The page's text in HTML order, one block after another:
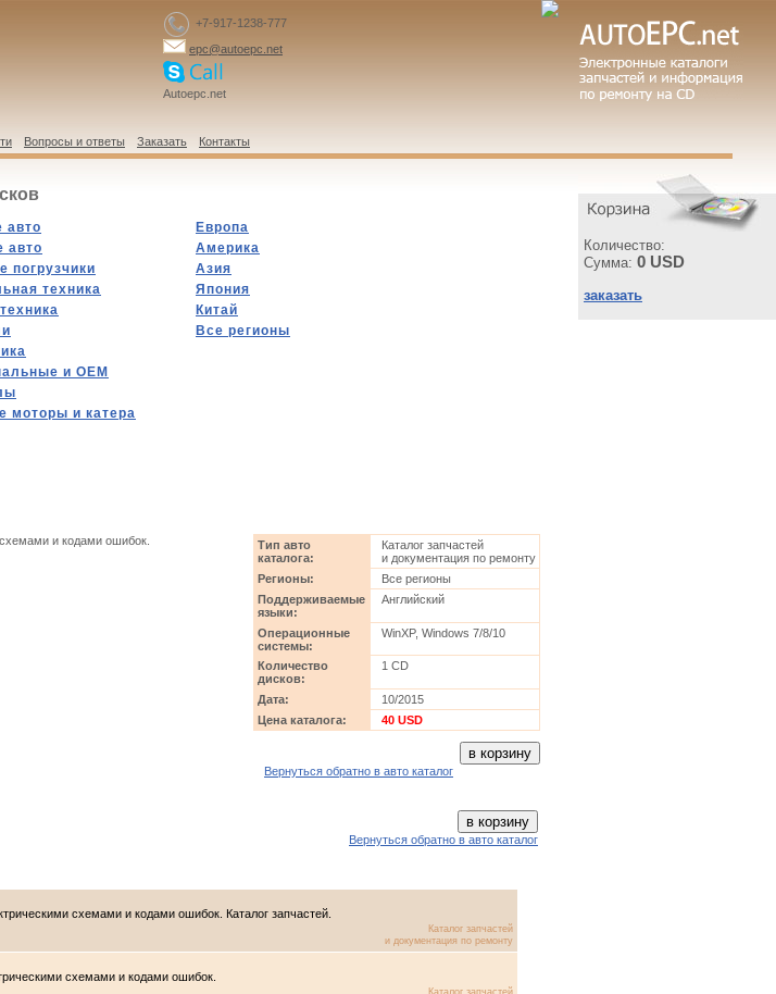
Количество:
Сумма: 0 USD
заказать
+7-917-1238-777
epc@autoepc.net
Autoepc.net
Вопросы и ответы Заказать Контакты
авто
авто
погрузчики
техника
и OEM
моторы и катера
Европа
Америка
Азия
Япония
Китай
Все регионы
и кодами ошибок.
Тип авто
каталога:
Каталог запчастей
и документация по ремонту
Регионы:
Все регионы
Поддерживаемые
языки:
Английский
Операционные
системы:
WinXP, Windows 7/8/10
Количество
дисков:
1 CD
Дата:
10/2015
Цена каталога:
40 USD
Вернуться обратно в авто каталог
Вернуться обратно в авто каталог
схемами и кодами ошибок. Каталог запчастей.
Каталог запчастей
и документация по ремонту
схемами и кодами ошибок.
Каталог запчастей